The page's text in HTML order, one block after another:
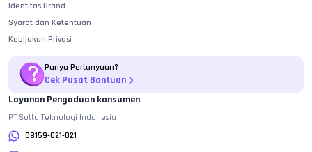
Identitas Brand
Syarat dan Ketentuan
Kebijakan Privasi
Punya Pertanyaan?
Cek Pusat Bantuan
Layanan Pengaduan konsumen
PT Sotta Teknologi Indonesia
08159-021-021